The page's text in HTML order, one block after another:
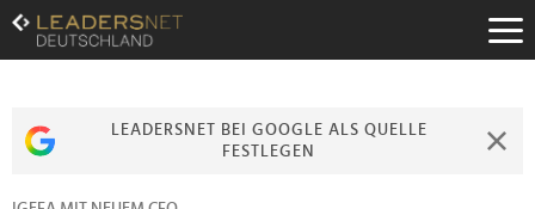
Zum
Inhalt
Zur
Zur
LEADERSNET BEI GOOGLE ALS QUELLE
FESTLEGEN